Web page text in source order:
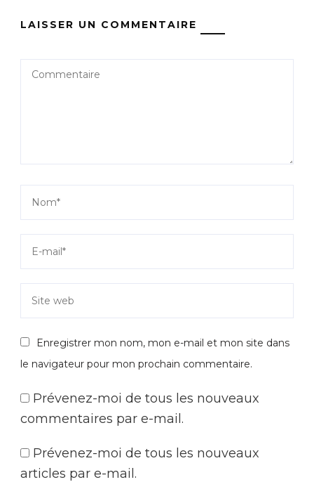
LAISSER UN COMMENTAIRE
Enregistrer mon nom, mon e-mail et mon site dans
le navigateur pour mon prochain commentaire.
Prévenez-moi de tous les nouveaux
commentaires par e-mail.
Prévenez-moi de tous les nouveaux
articles par e-mail.